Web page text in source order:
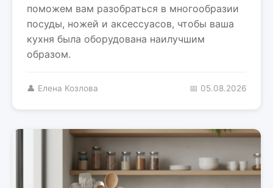
поможем вам разобраться в многообразии
посуды, ножей и аксессуасов, чтобы ваша
кухня была оборудована наилучшим
образом.
👤 Елена Козлова 📅 05.08.2026